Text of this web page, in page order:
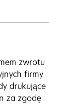
zwrotu
firmy
drukujące
za zgodę